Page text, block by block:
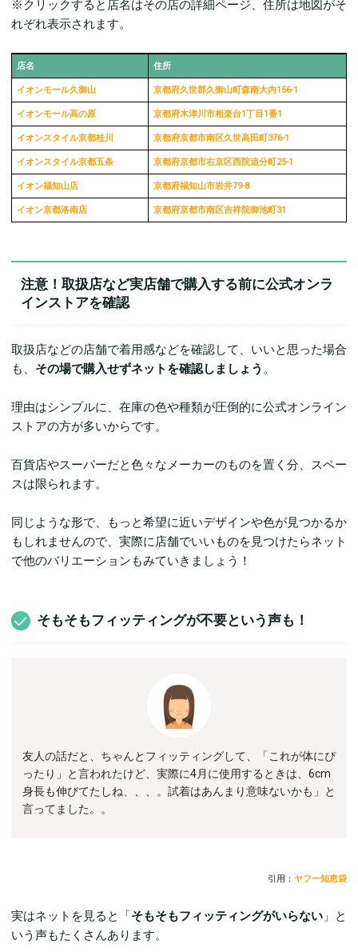
※クリックすると店名はその店の詳細ページ、住所は地図がそ
れぞれ表示されます。
店名 住所
イオンモール久御山 京都府久世郡久御山町森南大内156-1
イオンモール高の原 京都府木津川市相楽台1丁目1番1
イオンスタイル京都桂川 京都府京都市南区久世高田町376-1
イオンスタイル京都五条 京都府京都市右京区西院追分町25-1
イオン福知山店 京都府福知山市岩井79-8
イオン京都洛南店 京都府京都市南区吉祥院御池町31
注意！取扱店など実店舗で購入する前に公式オンラ
インストアを確認
取扱店などの店舗で着用感などを確認して、いいと思った場合
も、 その場で購入せずネットを確認しましょう 。
理由はシンプルに、在庫の色や種類が圧倒的に公式オンライン
ストアの方が多いからです。
百貨店やスーパーだと色々なメーカーのものを置く分、スペー
スは限られます。
同じような形で、もっと希望に近いデザインや色が見つかるか
もしれませんので、実際に店舗でいいものを見つけたらネット
で他のバリエーションもみていきましょう！
そもそもフィッティングが不要という声も！
友人の話だと、ちゃんとフィッティングして、「これが体にぴ
ったり」と言われたけど、実際に4月に使用するときは、6cm
身長も伸びてたしね、、、。試着はあんまり意味ないかも」と
言ってました。。
引用： ヤフー知恵袋
実はネットを見ると「そもそもフィッティングがいらない 」と
いう声もたくさんあります。